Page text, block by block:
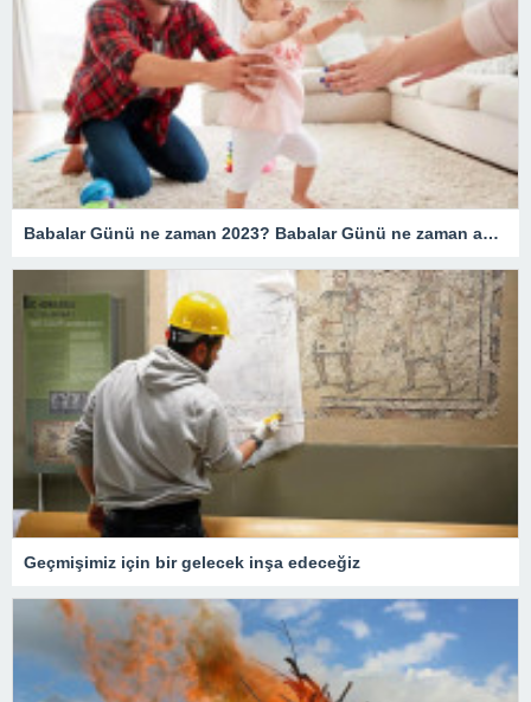
Babalar Günü ne zaman 2023? Babalar Günü ne zaman ayın kaçında? Babalar Günü tarihte ilk ne zaman kutlandı ne zaman resmileşti?
Geçmişimiz için bir gelecek inşa edeceğiz